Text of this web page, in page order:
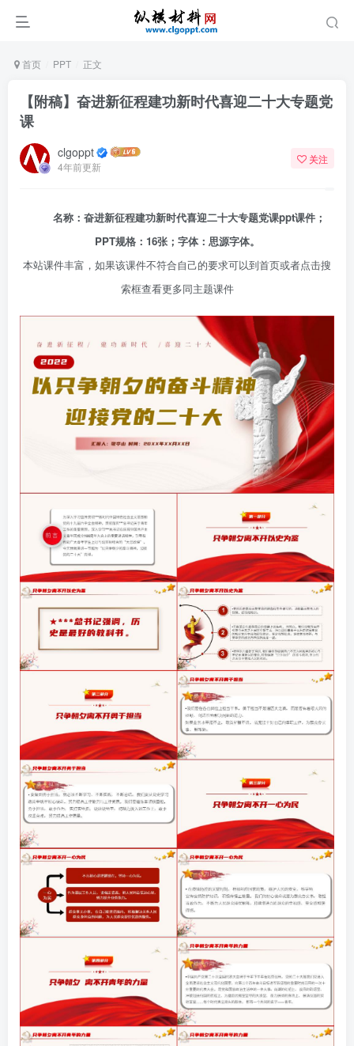
首页 PPT 正文
【附稿】奋进新征程建功新时代喜迎二十大专题党
课
clgoppt
4年前更新
关注
名称：奋进新征程建功新时代喜迎二十大专题党课ppt课件；
PPT规格：16张；字体：思源字体。
本站课件丰富，如果该课件不符合自己的要求可以到首页或者点击搜
索框查看更多同主题课件